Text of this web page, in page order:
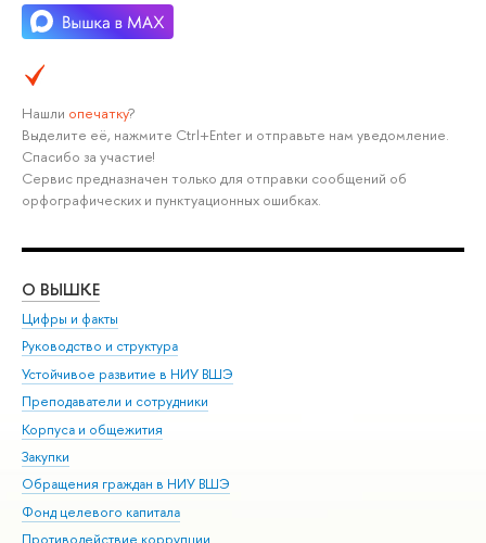
Нашли опечатку?
Выделите её, нажмите Ctrl+Enter и отправьте нам уведомление.
Спасибо за участие!
Сервис предназначен только для отправки сообщений об
орфографических и пунктуационных ошибках.
О ВЫШКЕ
Цифры и факты
Руководство и структура
Устойчивое развитие в НИУ ВШЭ
Преподаватели и сотрудники
Корпуса и общежития
Закупки
Обращения граждан в НИУ ВШЭ
Фонд целевого капитала
Противодействие коррупции